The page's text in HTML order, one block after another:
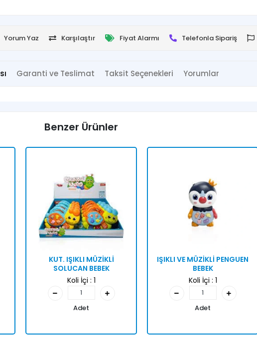
Yorum Yaz Karşılaştır Fiyat Alarmı Telefonla Sipariş
Garanti ve Teslimat Taksit Seçenekleri Yorumlar
Benzer Ürünler
KUT. IŞIKLI MÜZİKLİ
SOLUCAN BEBEK
Koli İçi : 1
Adet
IŞIKLI VE MÜZİKLİ PENGUEN
BEBEK
Koli İçi : 1
Adet